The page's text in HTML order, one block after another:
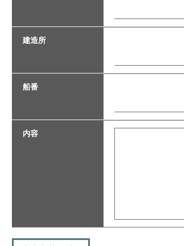
建造所
船番
内容